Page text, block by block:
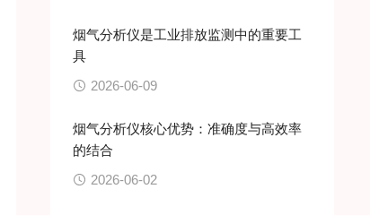
烟气分析仪是工业排放监测中的重要工
具
2026-06-09
烟气分析仪核心优势：准确度与高效率
的结合
2026-06-02